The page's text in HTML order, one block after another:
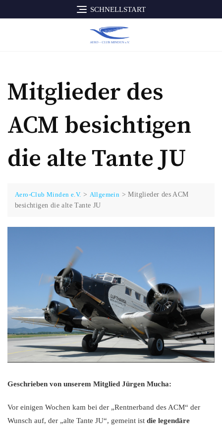
to
SCHNELLSTART
Mitglieder des
ACM besichtigen
die alte Tante JU
Aero-Club Minden e.V. > Allgemein >Mitglieder des ACM
besichtigen die alte Tante JU
Geschrieben von unserem Mitglied Jürgen Mucha:
Vor einigen Wochen kam bei der „Rentnerband des ACM“ der
Wunsch auf, der „alte Tante JU“, gemeint ist die legendäre